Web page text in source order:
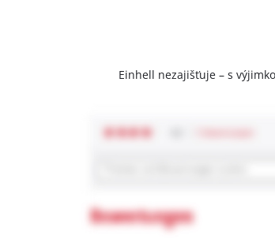
Einhell nezajišťuje – s